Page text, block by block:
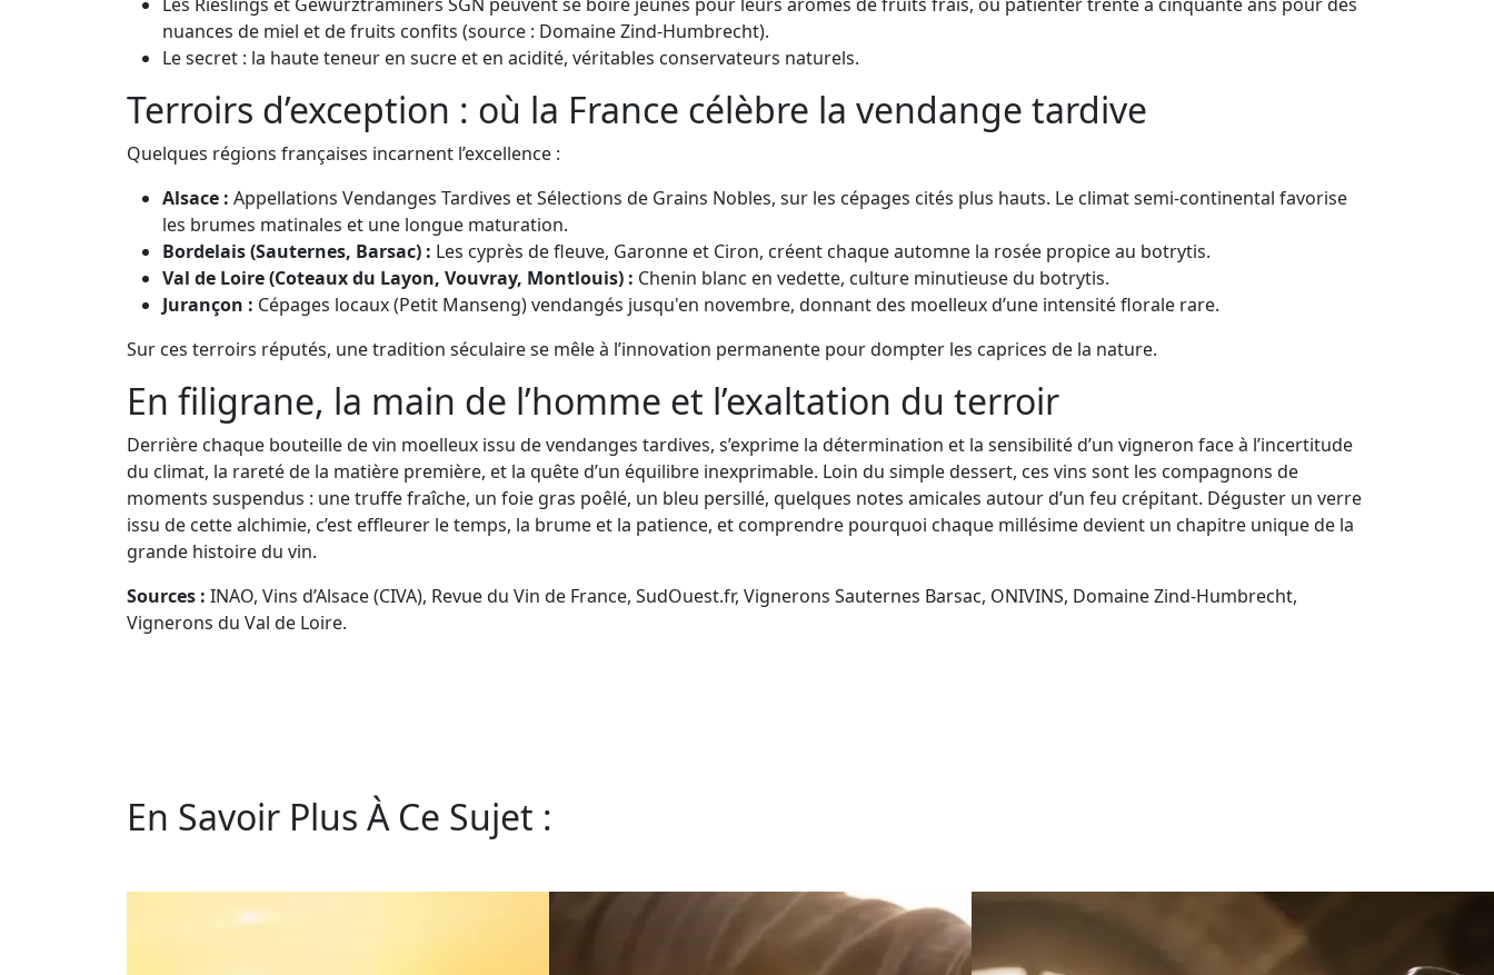
nuances de miel et de fruits confits (source : Domaine Zind-Humbrecht).
Le secret : la haute teneur en sucre et en acidité, véritables conservateurs naturels.
Terroirs d’exception : où la France célèbre la vendange tardive
Quelques régions françaises incarnent l’excellence :
Alsace : Appellations Vendanges Tardives et Sélections de Grains Nobles, sur les cépages cités plus hauts. Le climat semi-continental favorise
les brumes matinales et une longue maturation.
Bordelais (Sauternes, Barsac) : Les cyprès de fleuve, Garonne et Ciron, créent chaque automne la rosée propice au botrytis.
Val de Loire (Coteaux du Layon, Vouvray, Montlouis) : Chenin blanc en vedette, culture minutieuse du botrytis.
Jurançon : Cépages locaux (Petit Manseng) vendangés jusqu'en novembre, donnant des moelleux d’une intensité florale rare.
Sur ces terroirs réputés, une tradition séculaire se mêle à l’innovation permanente pour dompter les caprices de la nature.
En filigrane, la main de l’homme et l’exaltation du terroir
Derrière chaque bouteille de vin moelleux issu de vendanges tardives, s’exprime la détermination et la sensibilité d’un vigneron face à l’incertitude
du climat, la rareté de la matière première, et la quête d’un équilibre inexprimable. Loin du simple dessert, ces vins sont les compagnons de
moments suspendus : une truffe fraîche, un foie gras poêlé, un bleu persillé, quelques notes amicales autour d’un feu crépitant. Déguster un verre
issu de cette alchimie, c’est effleurer le temps, la brume et la patience, et comprendre pourquoi chaque millésime devient un chapitre unique de la
grande histoire du vin.
Sources : INAO, Vins d’Alsace (CIVA), Revue du Vin de France, SudOuest.fr, Vignerons Sauternes Barsac, ONIVINS, Domaine Zind-Humbrecht,
Vignerons du Val de Loire.
En Savoir Plus À Ce Sujet :